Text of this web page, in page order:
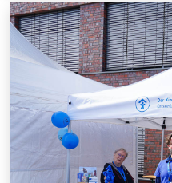
Presse
Impressum
Haftung & Teilnahme
Datenschutzerklärung